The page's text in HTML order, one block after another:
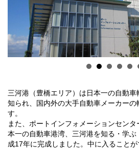
三河港（豊橋エリア）は日本一の自動
知られ、国内外の大手自動車メーカーの
す。
また、ポートインフォメーションセン
本一の自動車港湾、三河港を知る・学
成17年に完成しました。中に入ること